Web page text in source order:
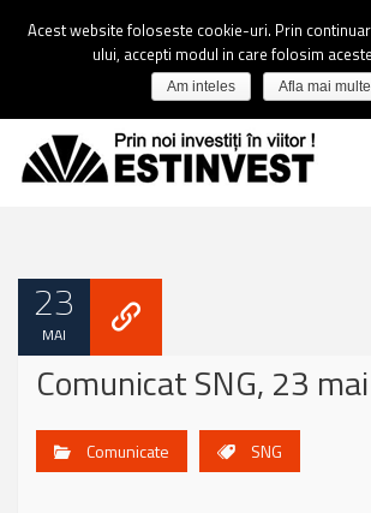
23
MAI
Comunicat SNG, 23
Comunicate SNG
Acest website foloseste cookie-uri. Prin
ului, accepti modul in care folosim
Am inteles Afla mai multe